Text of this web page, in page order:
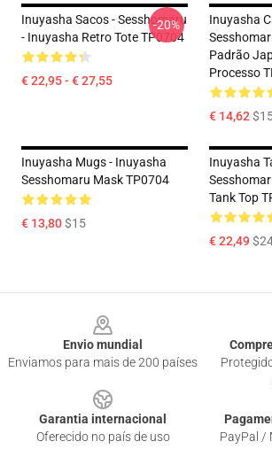
Inuyasha Sacos - Sesshomaru
- Inuyasha Retro Tote TP0704
€ 22,95 - € 27,55
-20%
Inuyasha
Padrão
Processo
€ 14,62
Inuyasha Mugs - Inuyasha
Sesshomaru Mask TP0704
€ 13,80$15
Inuyasha
Tank Top
€ 22,49
Envio mundial
Enviamos para mais de 200 países
Garantia internacional
Oferecido no país de uso
PayPal /